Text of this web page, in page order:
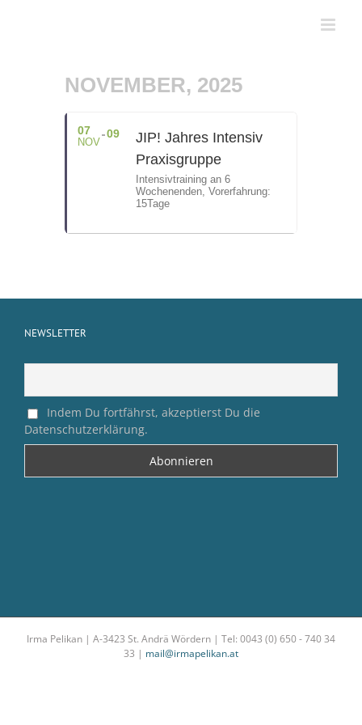
NOVEMBER, 2025
07
NOV
09
JIP! Jahres Intensiv
Praxisgruppe
Intensivtraining an 6
Wochenenden, Vorerfahrung:
15Tage
NEWSLETTER
Indem Du fortfährst, akzeptierst Du die
Datenschutzerklärung.
Irma Pelikan | A-3423 St. Andrä Wördern | Tel: 0043 (0) 650 - 740 34
33 | mail@irmapelikan.at